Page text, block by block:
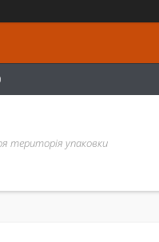
територія упаковки